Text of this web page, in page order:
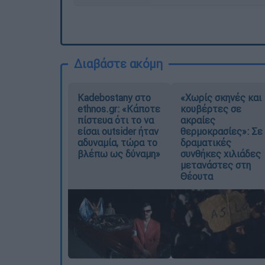
Διαβάστε ακόμη
Kadebostany στο
ethnos.gr: «Κάποτε
πίστευα ότι το να
είσαι outsider ήταν
αδυναμία, τώρα το
βλέπω ως δύναμη»
«Χωρίς σκηνές και
κουβέρτες σε
ακραίες
θερμοκρασίες»: Σε
δραματικές
συνθήκες χιλιάδες
μετανάστες στη
Θέουτα